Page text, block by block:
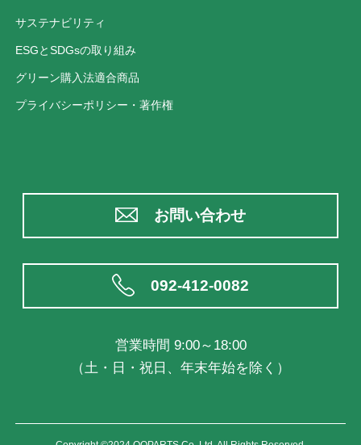
サステナビリティ
ESGとSDGsの取り組み
グリーン購入法適合商品
プライバシーポリシー・著作権
お問い合わせ
092-412-0082
営業時間 9:00～18:00
（土・日・祝日、年末年始を除く）